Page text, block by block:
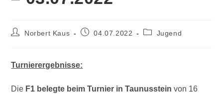
Norbert Kaus 04.07.2022 Jugend
Turnierergebnisse:
Die F1 belegte beim Turnier in Taunusstein von 16